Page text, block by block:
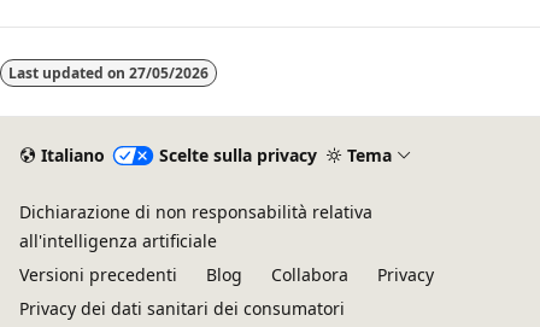
Last updated on 27/05/2026
Italiano Scelte sulla privacy Tema
Dichiarazione di non responsabilità relativa
all'intelligenza artificiale
Versioni precedenti
Blog Collabora
Privacy
Privacy dei dati sanitari dei consumatori